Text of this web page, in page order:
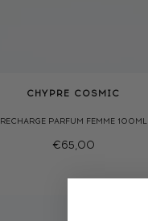
CHYPRE COSMIC
RECHARGE PARFUM FEMME 100ML
€65,00